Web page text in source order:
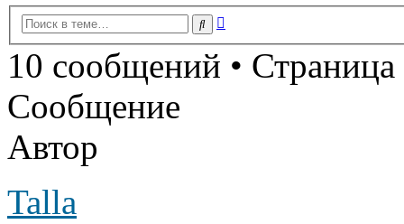
Поиск
10 сообщений • Страница
Сообщение
Автор
Talla